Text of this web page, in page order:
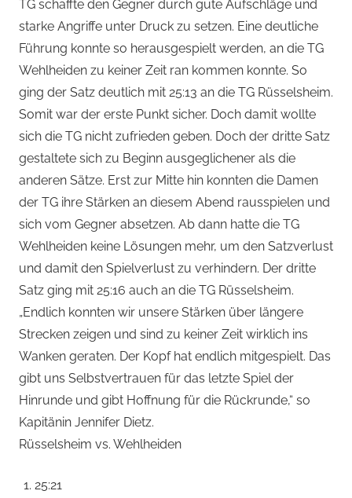
TG schaffte den Gegner durch gute Aufschläge und
starke Angriffe unter Druck zu setzen. Eine deutliche
Führung konnte so herausgespielt werden, an die TG
Wehlheiden zu keiner Zeit ran kommen konnte. So
ging der Satz deutlich mit 25:13 an die TG Rüsselsheim.
Somit war der erste Punkt sicher. Doch damit wollte
sich die TG nicht zufrieden geben. Doch der dritte Satz
gestaltete sich zu Beginn ausgeglichener als die
anderen Sätze. Erst zur Mitte hin konnten die Damen
der TG ihre Stärken an diesem Abend rausspielen und
sich vom Gegner absetzen. Ab dann hatte die TG
Wehlheiden keine Lösungen mehr, um den Satzverlust
und damit den Spielverlust zu verhindern. Der dritte
Satz ging mit 25:16 auch an die TG Rüsselsheim.
„Endlich konnten wir unsere Stärken über längere
Strecken zeigen und sind zu keiner Zeit wirklich ins
Wanken geraten. Der Kopf hat endlich mitgespielt. Das
gibt uns Selbstvertrauen für das letzte Spiel der
Hinrunde und gibt Hoffnung für die Rückrunde,“ so
Kapitänin Jennifer Dietz.
Rüsselsheim vs. Wehlheiden
25:21